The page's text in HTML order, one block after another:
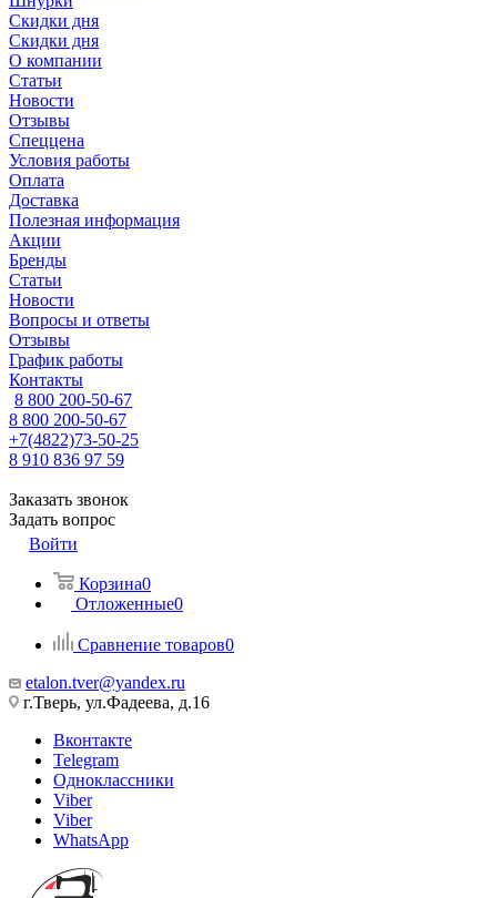
Скидки дня
Скидки дня
О компании
Статьи
Новости
Отзывы
Спеццена
Условия работы
Оплата
Доставка
Полезная информация
Акции
Бренды
Статьи
Новости
Вопросы и ответы
Отзывы
График работы
Контакты
8 800 200-50-67
8 800 200-50-67
+7(4822)73-50-25
8 910 836 97 59
Заказать звонок
Задать вопрос
Войти
Корзина0
Отложенные0
Сравнение товаров0
etalon.tver@yandex.ru
г.Тверь, ул.Фадеева, д.16
Вконтакте
Telegram
Одноклассники
Viber
Viber
WhatsApp